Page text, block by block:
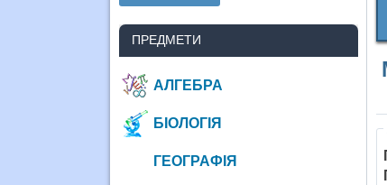
ПРЕДМЕТИ
АЛГЕБРА
БІОЛОГІЯ
ГЕОГРАФІЯ